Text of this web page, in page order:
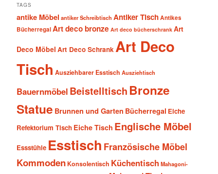
TAGS
antike Möbel antiker Schreibtisch Antiker TischAntikes
BücherregalArt deco bronze Art deco bücherschrank Art
Deco Möbel Art Deco Schrank Art Deco
Tisch Ausziehbarer Esstisch Ausziehtisch
Bauernmöbel Beistelltisch Bronze
Statue Brunnen und Garten Bücherregal Eiche
Refektorium Tisch Eiche Tisch Englische Möbel
Essstühle Esstisch Französische Möbel
Kommoden Konsolentisch Küchentisch Mahagoni-